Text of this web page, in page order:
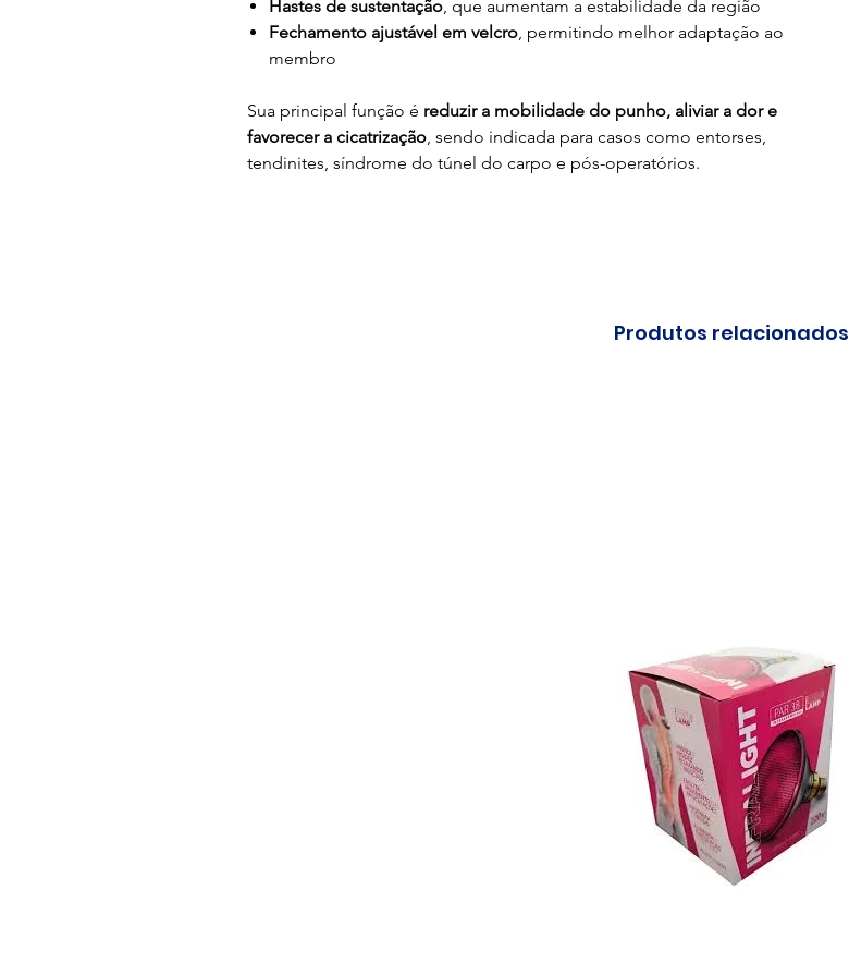
Hastes de sustentação, que aumentam a estabilidade da região
Fechamento ajustável em velcro, permitindo melhor adaptação ao
membro
Sua principal função é reduzir a mobilidade do punho, aliviar a dor e
favorecer a cicatrização, sendo indicada para casos como entorses,
tendinites, síndrome do túnel do carpo e pós-operatórios.
Produtos relacionados